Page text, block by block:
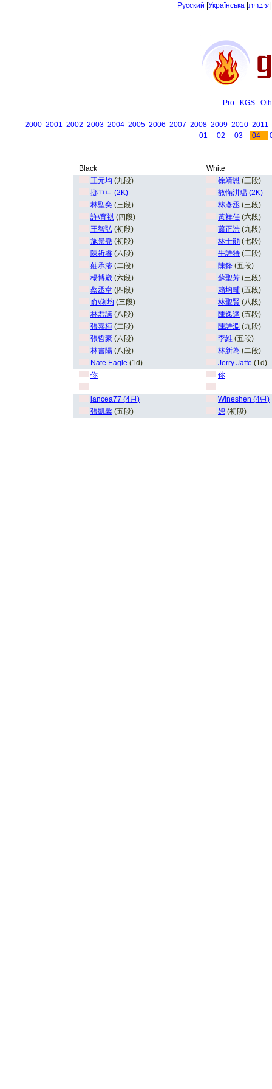
Русский Українська עיברית
Pro KGS
2000 2001 2002 2003 2004 2005 2006 2007 2008 2009 2010 2011
01
02 03 04
Black
White
王元均 (九段) 徐靖恩 (三段)
挪ㄲㄴ (2K)
敨慲汫瑥 (2K)
林聖奕 (三段) 林彥丞 (三段)
許\育祺 (四段) 黃祥任 (六段)
王智弘 (初段) 蕭正浩 (九段)
施景堯 (初段) 林士勛 (七段)
陳祈睿 (六段) 牛詩特 (三段)
莊承濬 (二段) 陳鋒 (五段)
楊博崴 (六段) 蘇聖芳 (三段)
蔡丞韋 (四段) 賴均輔 (五段)
俞\俐均 (三段) 林聖賢 (八段)
林君諺 (八段) 陳逸達 (五段)
張嘉桓 (二段) 陳詩淵 (九段)
張哲豪 (六段) 李維 (五段)
林書陽 (八段) 林新為 (二段)
Nate Eagle (1d) Jerry Jaffe (1d)
你
你
lancea77 (4단)
Wineshen (4단)
張凱馨 (五段) 娉 (初段)